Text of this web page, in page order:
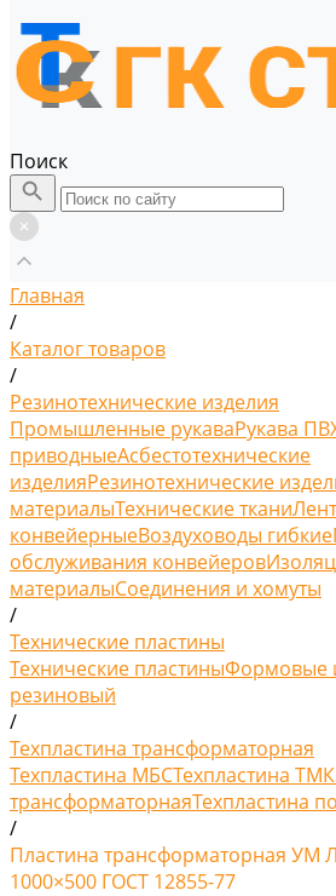
Поиск
Главная
/
Каталог товаров
/
Резинотехнические изделия
Промышленные рукаваРукава
приводныеАсбестотехнические
изделияРезинотехнические
материалыТехнические ткани
конвейерныеВоздуховоды гибкие
обслуживания конвейеров
материалыСоединения и хомуты
/
Технические пластины
Технические пластиныФормовые
резиновый
/
Техпластина трансформаторная
Техпластина МБСТехпластина
трансформаторнаяТехпластина
/
Пластина трансформаторная УМ
1000×500 ГОСТ 12855-77